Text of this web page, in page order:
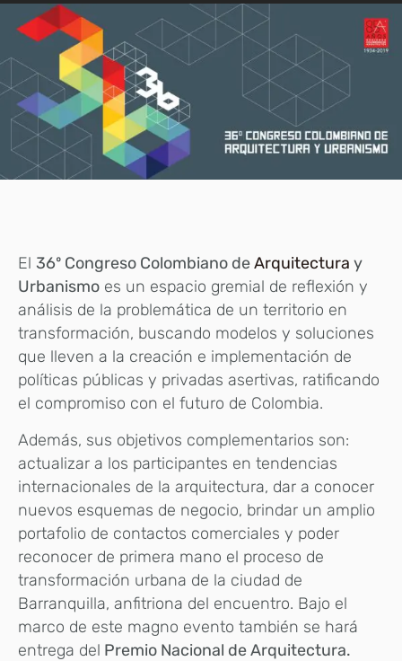
El 36º Congreso Colombiano deArquitectura y
Urbanismo es un espacio gremial de reflexión y
análisis de la problemática de un territorio en
transformación, buscando modelos y soluciones
que lleven a la creación e implementación de
políticas públicas y privadas asertivas, ratificando
el compromiso con el futuro de Colombia.
Además, sus objetivos complementarios son:
actualizar a los participantes en tendencias
internacionales de la arquitectura, dar a conocer
nuevos esquemas de negocio, brindar un amplio
portafolio de contactos comerciales y poder
reconocer de primera mano el proceso de
transformación urbana de la ciudad de
Barranquilla, anfitriona del encuentro. Bajo el
marco de este magno evento también se hará
entrega del Premio Nacional de Arquitectura.